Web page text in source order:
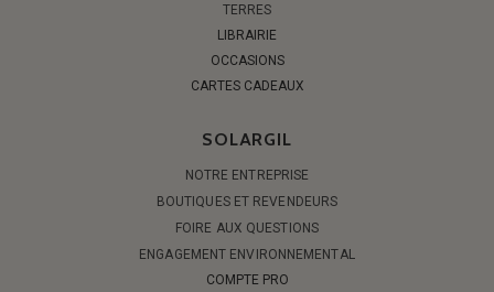
TERRES
LIBRAIRIE
OCCASIONS
CARTES CADEAUX
SOLARGIL
NOTRE ENTREPRISE
BOUTIQUES ET REVENDEURS
FOIRE AUX QUESTIONS
ENGAGEMENT ENVIRONNEMENTAL
COMPTE PRO